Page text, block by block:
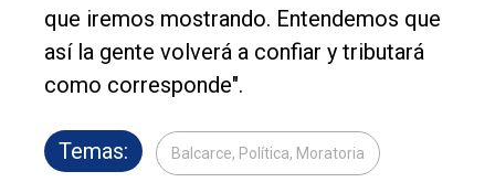
que iremos mostrando. Entendemos que
así la gente volverá a confiar y tributará
como corresponde".
Temas: Balcarce, Política, Moratoria